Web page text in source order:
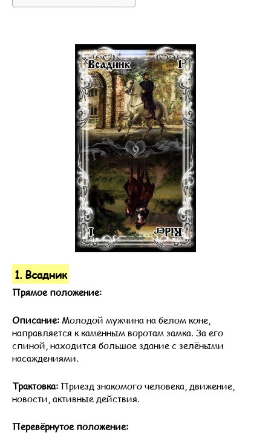
1. Всадник
Прямое положение:
Описание: Молодой мужчина на белом коне,
направляется к каменным воротам замка. За его
спиной, находится большое здание с зелёными
насаждениями.
Трактовка:Приезд знакомого человека, движение,
новости, активные действия.
Перевёрнутое положение: